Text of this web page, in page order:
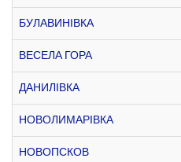
БУЛАВИНІВКА
ВЕСЕЛА ГОРА
ДАНИЛІВКА
НОВОЛИМАРІВКА
НОВОПСКОВ